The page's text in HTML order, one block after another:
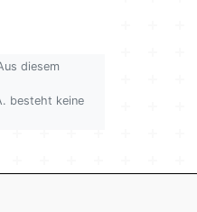
diesem
besteht keine